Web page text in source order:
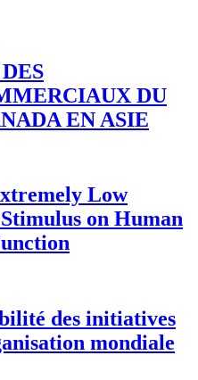
DU
EN ASIE
Low
on Human
des initiatives
mondiale